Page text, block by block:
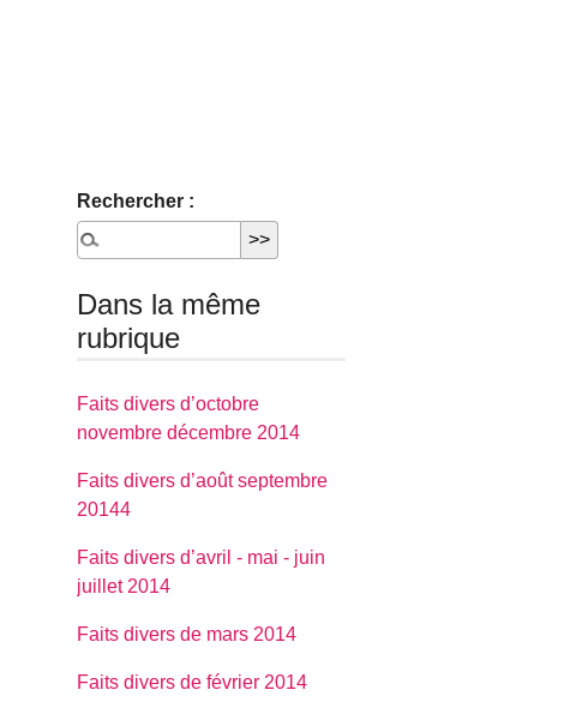
Rechercher :
Dans la même
rubrique
Faits divers d’octobre
novembre décembre 2014
Faits divers d’août septembre
20144
Faits divers d’avril - mai - juin
juillet 2014
Faits divers de mars 2014
Faits divers de février 2014